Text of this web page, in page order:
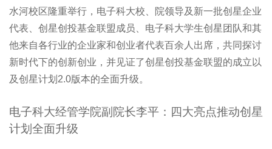
水河校区隆重举行，电子科大校、院领导及新一批创星企业
代表、创星创投基金联盟成员、电子科大学生创星团队和其
他来自各行业的企业家和创业者代表百余人出席，共同探讨
新时代下的创新创业，并见证了创星创投基金联盟的成立以
及创星计划2.0版本的全面升级。
电子科大经管学院副院长李平：四大亮点推动创星
计划全面升级